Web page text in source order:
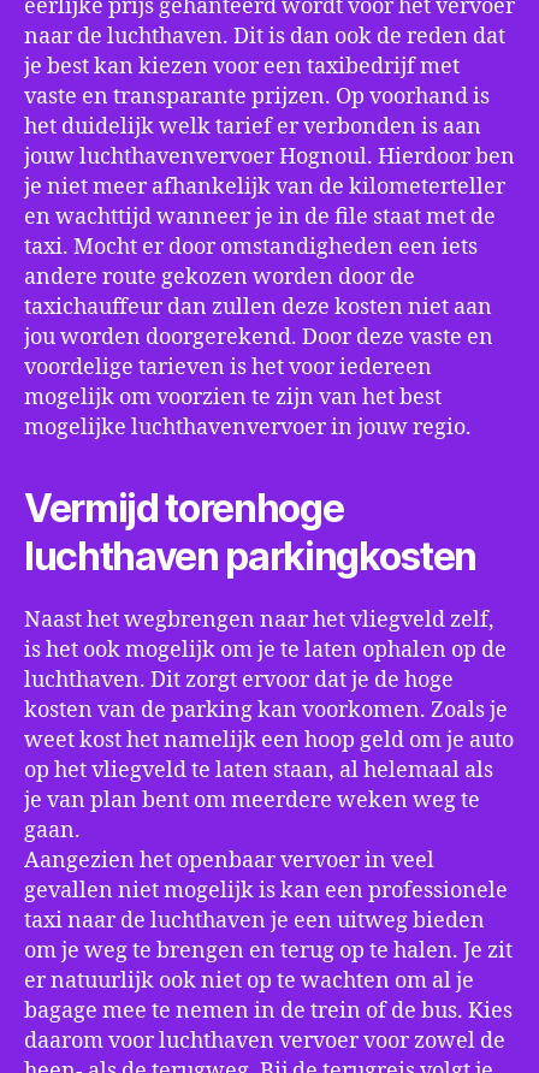
eerlijke prijs gehanteerd wordt voor het vervoer
naar de luchthaven. Dit is dan ook de reden dat
je best kan kiezen voor een taxibedrijf met
vaste en transparante prijzen. Op voorhand is
het duidelijk welk tarief er verbonden is aan
jouw luchthavenvervoer Hognoul. Hierdoor ben
je niet meer afhankelijk van de kilometerteller
en wachttijd wanneer je in de file staat met de
taxi. Mocht er door omstandigheden een iets
andere route gekozen worden door de
taxichauffeur dan zullen deze kosten niet aan
jou worden doorgerekend. Door deze vaste en
voordelige tarieven is het voor iedereen
mogelijk om voorzien te zijn van het best
mogelijke luchthavenvervoer in jouw regio.
Vermijd torenhoge
luchthaven parkingkosten
Naast het wegbrengen naar het vliegveld zelf,
is het ook mogelijk om je te laten ophalen op de
luchthaven. Dit zorgt ervoor dat je de hoge
kosten van de parking kan voorkomen. Zoals je
weet kost het namelijk een hoop geld om je auto
op het vliegveld te laten staan, al helemaal als
je van plan bent om meerdere weken weg te
gaan.
Aangezien het openbaar vervoer in veel
gevallen niet mogelijk is kan een professionele
taxi naar de luchthaven je een uitweg bieden
om je weg te brengen en terug op te halen. Je zit
er natuurlijk ook niet op te wachten om al je
bagage mee te nemen in de trein of de bus. Kies
daarom voor luchthaven vervoer voor zowel de